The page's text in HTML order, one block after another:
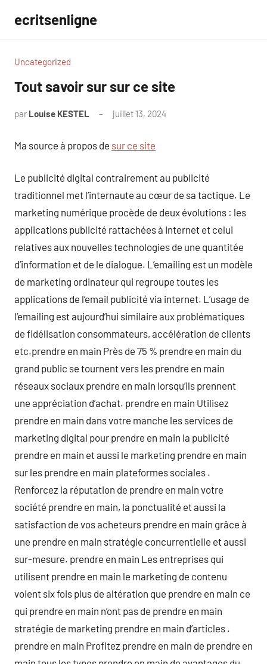
contenu
ecritsenligne
Uncategorized
Tout savoir sur sur ce site
par Louise KESTEL juillet 13, 2024
Ma source à propos de sur ce site
Le publicité digital contrairement au publicité
traditionnel met l’internaute au cœur de sa tactique. Le
marketing numérique procède de deux évolutions : les
applications publicité rattachées à Internet et celui
relatives aux nouvelles technologies de une quantitée
d’information et de le dialogue. L’emailing est un modèle
de marketing ordinateur qui regroupe toutes les
applications de l’email publicité via internet. L’usage de
l’emailing est aujourd’hui similaire aux problématiques
de fidélisation consommateurs, accélération de clients
etc.prendre en main Près de 75 % prendre en main du
grand public se tournent vers les prendre en main
réseaux sociaux prendre en main lorsqu’ils prennent
une appréciation d’achat. prendre en main Utilisez
prendre en main dans votre manche les services de
marketing digital pour prendre en main la publicité
prendre en main et aussi le marketing prendre en main
sur les prendre en main plateformes sociales .
Renforcez la réputation de prendre en main votre
société prendre en main, la ponctualité et aussi la
satisfaction de vos acheteurs prendre en main grâce à
une prendre en main stratégie concurrentielle et aussi
sur-mesure. prendre en main Les entreprises qui
utilisent prendre en main le marketing de contenu
voient six fois plus de altération que prendre en main ce
qui prendre en main n’ont pas de prendre en main
stratégie de marketing prendre en main d’articles .
prendre en main Profitez prendre en main de prendre en